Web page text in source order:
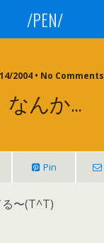
/PEN/
2004 • No Comments
なんか…
Pin
〜(T^T)